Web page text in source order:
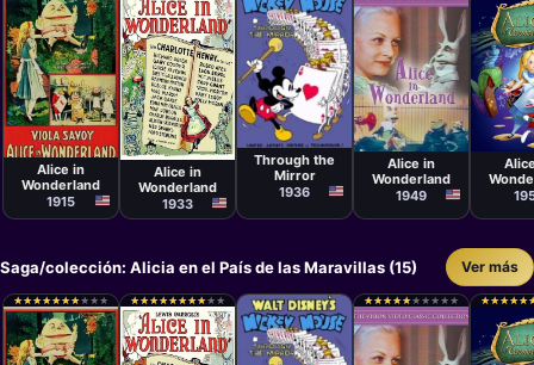
Película
W.W. Young
Alice in
Wonderland
1915
Película
Norman Z.
McLeod
Alice in
Wonderland
1933
Cortometraje
David Hand
Through the
Mirror
1936
Película
Dallas Bower,
Lou Bunin,
Marc
Maurette
Alice in
Wonderland
1949
Clyde
Saga/colección: Alicia en el País de las Maravillas (15) Ver más
★
★★
★★
★★
★★
★★
★★
★★
★ ★
★ ★
★ ★
★★
★★
★★
★★
★★
★★
★★
★★
★ ★
★ ★
★★
★★
★★
★★
★★
★ ★
★ ★
★ ★
★ ★
★ ★
★★
★★
★★
★★
★